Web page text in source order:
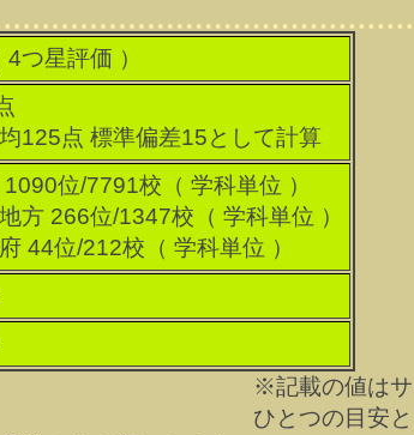
4つ星評価 ）
125点 標準偏差15として計算
位/7791校（ 学科単位 ）
方 266位/1347校（ 学科単位 ）
44位/212校（ 学科単位 ）
※記載の値はサ
ひとつの目安